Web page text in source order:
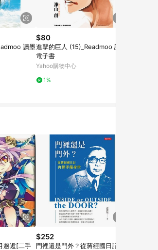
讀墨
$80
進擊的巨人 (15)_Readmoo 讀墨
電子書
Yahoo購物中心
1%
邂逅[二手
$252
門裡還是門外？從蔣經國日記再